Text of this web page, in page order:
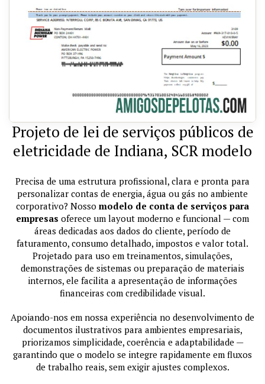
Projeto de lei de serviços públicos de
eletricidade de Indiana, SCR modelo
Precisa de uma estrutura profissional, clara e pronta para
personalizar contas de energia, água ou gás no ambiente
corporativo? Nosso modelo de conta de serviços para
empresas oferece um layout moderno e funcional — com
áreas dedicadas aos dados do cliente, período de
faturamento, consumo detalhado, impostos e valor total.
Projetado para uso em treinamentos, simulações,
demonstrações de sistemas ou preparação de materiais
internos, ele facilita a apresentação de informações
financeiras com credibilidade visual.
Apoiando-nos em nossa experiência no desenvolvimento de
documentos ilustrativos para ambientes empresariais,
priorizamos simplicidade, coerência e adaptabilidade —
garantindo que o modelo se integre rapidamente em fluxos
de trabalho reais, sem exigir ajustes complexos.